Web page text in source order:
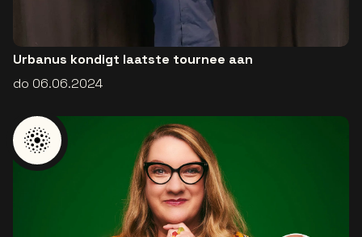
Urbanus kondigt laatste tournee aan
do 06.06.2024